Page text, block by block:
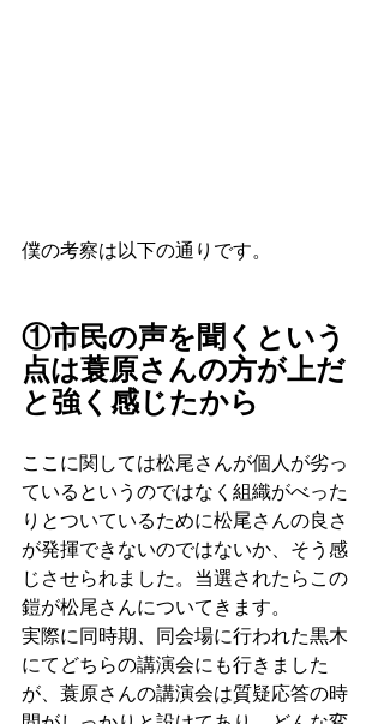
僕の考察は以下の通りです。
①市民の声を聞くという
点は蓑原さんの方が上だ
と強く感じたから
ここに関しては松尾さんが個人が劣っ
ているというのではなく組織がべった
りとついているために松尾さんの良さ
が発揮できないのではないか、そう感
じさせられました。当選されたらこの
鎧が松尾さんについてきます。
実際に同時期、同会場に行われた黒木
にてどちらの講演会にも行きました
が、蓑原さんの講演会は質疑応答の時